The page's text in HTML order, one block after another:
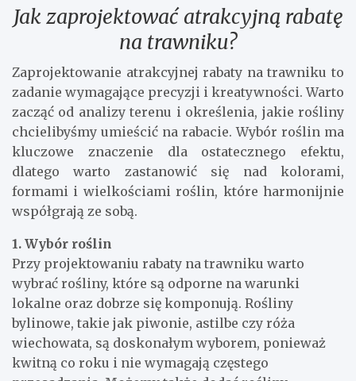
Jak zaprojektować atrakcyjną rabatę
na trawniku?
Zaprojektowanie atrakcyjnej rabaty na trawniku to
zadanie wymagające precyzji i kreatywności. Warto
zacząć od analizy terenu i określenia, jakie rośliny
chcielibyśmy umieścić na rabacie. Wybór roślin ma
kluczowe znaczenie dla ostatecznego efektu,
dlatego warto zastanowić się nad kolorami,
formami i wielkościami roślin, które harmonijnie
współgrają ze sobą.
1. Wybór roślin
Przy projektowaniu rabaty na trawniku warto
wybrać rośliny, które są odporne na warunki
lokalne oraz dobrze się komponują. Rośliny
bylinowe, takie jak piwonie, astilbe czy róża
wiechowata, są doskonałym wyborem, ponieważ
kwitną co roku i nie wymagają częstego